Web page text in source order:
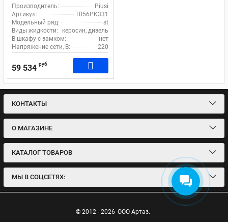
Производитель:
Piusi
Артикул:
T056PK331
Модельный ряд:
st
Виды жидкости:
керосин, дизель
В шкафу с замком:
нет
Напряжение сети, В:
220
59 534 руб
КОНТАКТЫ
О МАГАЗИНЕ
КАТАЛОГ ТОВАРОВ
МЫ В СОЦСЕТЯХ:
© 2012 - 2026 ООО Артаз.